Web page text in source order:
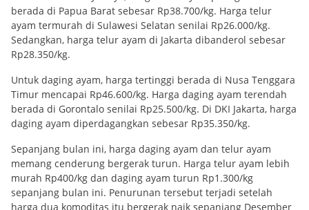
berada di Papua Barat sebesar Rp38.700/kg. Harga telur
ayam termurah di Sulawesi Selatan senilai Rp26.000/kg.
Sedangkan, harga telur ayam di Jakarta dibanderol sebesar
Rp28.350/kg.
Untuk daging ayam, harga tertinggi berada di Nusa Tenggara
Timur mencapai Rp46.600/kg. Harga daging ayam terendah
berada di Gorontalo senilai Rp25.500/kg. Di DKI Jakarta, harga
daging ayam diperdagangkan sebesar Rp35.350/kg.
Sepanjang bulan ini, harga daging ayam dan telur ayam
memang cenderung bergerak turun. Harga telur ayam lebih
murah Rp400/kg dan daging ayam turun Rp1.300/kg
sepanjang bulan ini. Penurunan tersebut terjadi setelah
harga dua komoditas itu bergerak naik sepanjang Desember